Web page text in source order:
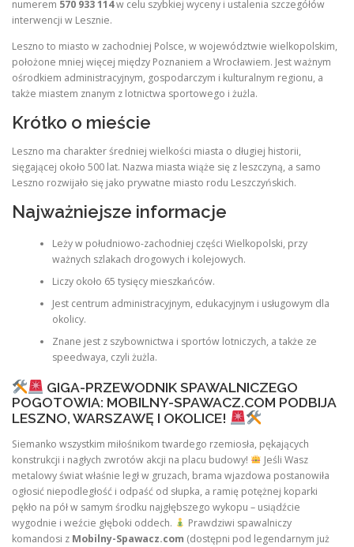
numerem 570 933 114w celu szybkiej wyceny i ustalenia szczegółów
interwencji w Lesznie.
Leszno to miasto w zachodniej Polsce, w województwie wielkopolskim,
położone mniej więcej między Poznaniem a Wrocławiem. Jest ważnym
ośrodkiem administracyjnym, gospodarczym i kulturalnym regionu, a
także miastem znanym z lotnictwa sportowego i żużla.
Krótko o mieście
Leszno ma charakter średniej wielkości miasta o długiej historii,
sięgającej około 500 lat. Nazwa miasta wiąże się z leszczyną, a samo
Leszno rozwijało się jako prywatne miasto rodu Leszczyńskich.
Najważniejsze informacje
Leży w południowo-zachodniej części Wielkopolski, przy
ważnych szlakach drogowych i kolejowych.
Liczy około 65 tysięcy mieszkańców.
Jest centrum administracyjnym, edukacyjnym i usługowym dla
okolicy.
Znane jest z szybownictwa i sportów lotniczych, a także ze
speedwaya, czyli żużla.
GIGA-PRZEWODNIK SPAWALNICZEGO
POGOTOWIA: MOBILNY-SPAWACZ.COM PODBIJA
LESZNO, WARSZAWĘ I OKOLICE!
Siemanko wszystkim miłośnikom twardego rzemiosła, pękających
konstrukcji i nagłych zwrotów akcji na placu budowy!
Jeśli Wasz
metalowy świat właśnie legł w gruzach, brama wjazdowa postanowiła
ogłosić niepodległość i odpaść od słupka, a ramię potężnej koparki
pękło na pół w samym środku najgłębszego wykopu – usiądźcie
wygodnie i weźcie głęboki oddech.
Prawdziwi spawalniczy
komandosi z Mobilny-Spawacz.com (dostępni pod legendarnym już